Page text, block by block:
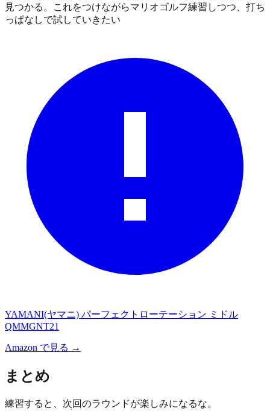
見つかる。これをつけながらマリオゴルフ練習しつつ、打ち
っぱなしで試していきたい
YAMANI(ヤマニ) パーフェクトローテーション ミドル
QMMGNT21
Amazon で見る →
まとめ
練習すると、次回のラウンドが楽しみになるな。